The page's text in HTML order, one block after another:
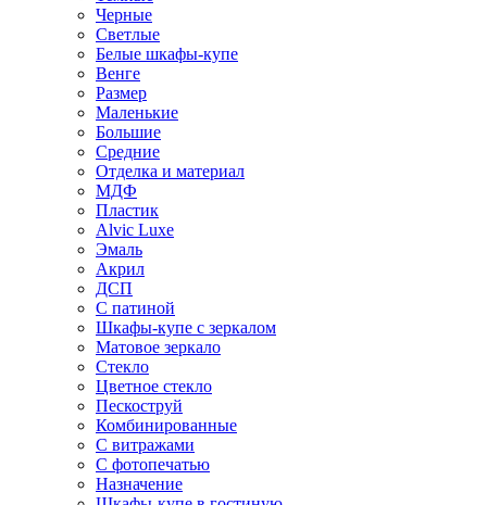
Черные
Светлые
Белые шкафы-купе
Венге
Размер
Маленькие
Большие
Средние
Отделка и материал
МДФ
Пластик
Alvic Luxe
Эмаль
Акрил
ДСП
С патиной
Шкафы-купе с зеркалом
Матовое зеркало
Стекло
Цветное стекло
Пескоструй
Комбинированные
С витражами
С фотопечатью
Назначение